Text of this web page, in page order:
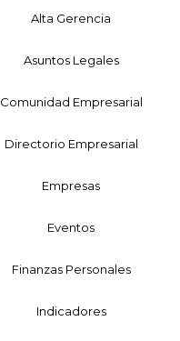
Alta Gerencia
Asuntos Legales
Comunidad Empresarial
Directorio Empresarial
Empresas
Eventos
Finanzas Personales
Indicadores